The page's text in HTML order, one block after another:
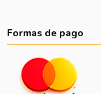
Formas de pago